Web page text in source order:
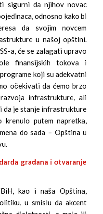
sigurni da njihov novac
odnosno kako bi
da svojim novcem
u našoj opštini.
a, će se zalagati upravo
finansijskih tokova i
koji su adekvatni
očekivati da ćemo brzo
infrastrukture, ali
da je stanje infrastrukture
krenulo putem napretka,
do sada – Opština u
građana i otvaranje
kao i naša Opština,
u smislu da akcent